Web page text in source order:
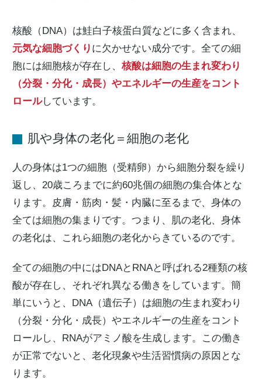
核酸（DNA）は鮭白子核蛋白質などに多く含まれ、
元気な細胞づくり に欠かせない成分です。全ての細
胞には細胞核が存在し、 核酸は細胞の生まれ変わり
（分裂・分化・成長）やエネルギーの生産をコント
ロールしています。
肌や身体の老化＝細胞の老化
人の身体は1つの細胞（受精卵）から細胞分裂を繰り
返し、20歳ころまでに約60兆個の細胞の集合体とな
ります。皮膚・筋肉・髪・内臓に至るまで、身体の
全ては細胞の集まりです。つまり、肌の老化、身体
の老化は、これら細胞の老化からきているのです。
全ての細胞の中にはDNAとRNAと呼ばれる2種類の核
酸が存在し、それぞれ異なる働きをしています。簡
単にいうと、DNA（遺伝子）は細胞の生まれ変わり
（分裂・分化・成長）やエネルギーの生産をコント
ロールし、RNAがアミノ酸を生成します。この働き
が正常でないと、老化現象や生活習慣病の原因とな
ります。